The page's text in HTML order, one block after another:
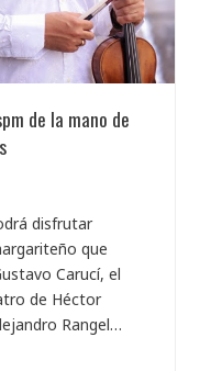
de la mano de
disfrutar
que
Carucí, el
de Héctor
Rangel…